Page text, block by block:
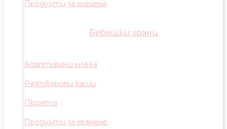
Продукти за хигиена
Бебешки храни
Адаптирани млека
Разтворими каши
Пюрета
Продукти за хранене